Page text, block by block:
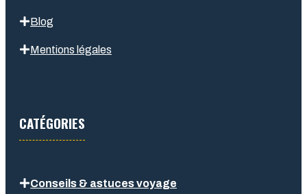
Blog
Mentions légales
CATÉGORIES
Conseils & astuces voyage